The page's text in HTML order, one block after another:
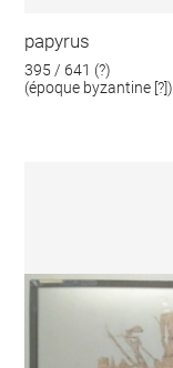
papyrus
395 / 641 (?)
(époque byzantine [?])